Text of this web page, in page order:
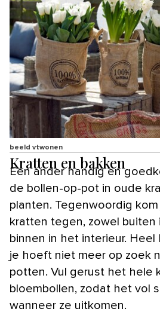
beeld vtwonen
Kratten en bakken
Een ander handig en
de bollen-op-pot in oude
planten. Tegenwoordig
kratten tegen, zowel buiten
binnen in het interieur.
je hoeft niet meer op zoek
potten. Vul gerust het hele
bloembollen, zodat het vol
wanneer ze uitkomen.